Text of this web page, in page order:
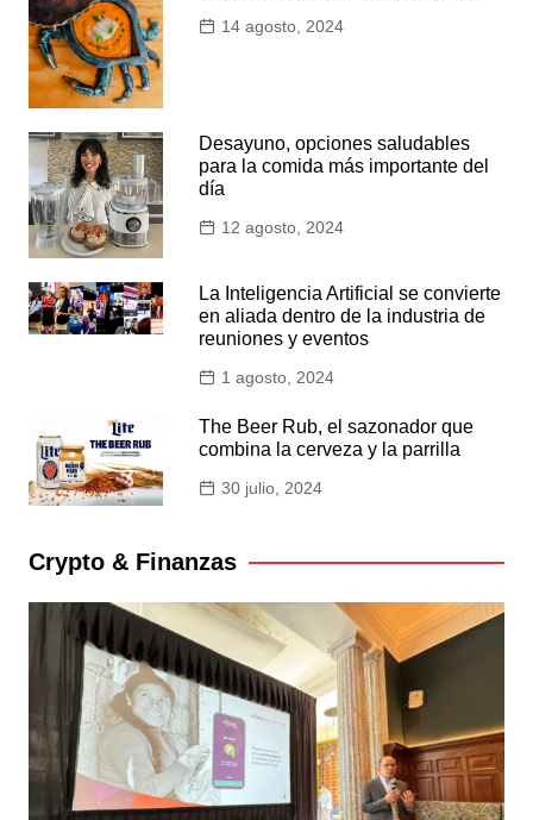
14 agosto, 2024
Desayuno, opciones saludables
para la comida más importante del
día
12 agosto, 2024
La Inteligencia Artificial se convierte
en aliada dentro de la industria de
reuniones y eventos
1 agosto, 2024
The Beer Rub, el sazonador que
combina la cerveza y la parrilla
30 julio, 2024
Crypto & Finanzas